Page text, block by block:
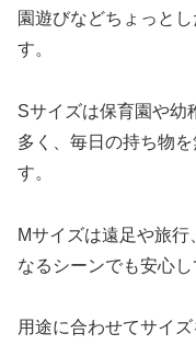
園遊びなどちょっと
す。
Sサイズは保育園や幼
多く、毎日の持ち物
す。
Mサイズは遠足や旅行
なるシーンでも安心し
用途に合わせてサイ